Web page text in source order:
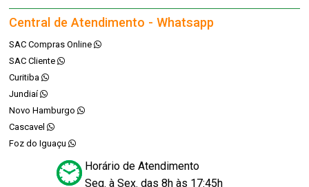
Central de Atendimento - Whatsapp
SAC Compras Online
SAC Cliente
Curitiba
Jundiaí
Novo Hamburgo
Cascavel
Foz do Iguaçu
Horário de Atendimento
Seg. à Sex. das 8h às 17:45h